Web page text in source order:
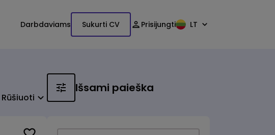
Darbdaviams Sukurti CV Prisijungti LT
Rūšiuoti
Išsami paieška